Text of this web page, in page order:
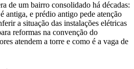
de um bairro consolidado há décadas:
antiga, e prédio antigo pede atenção
a situação das instalações elétricas
reformas na convenção do
atendem a torre e como é a vaga de